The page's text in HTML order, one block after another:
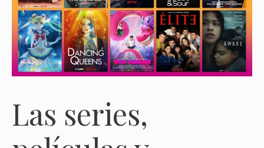
Las series,